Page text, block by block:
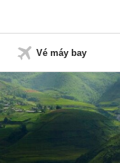
Vé máy bay